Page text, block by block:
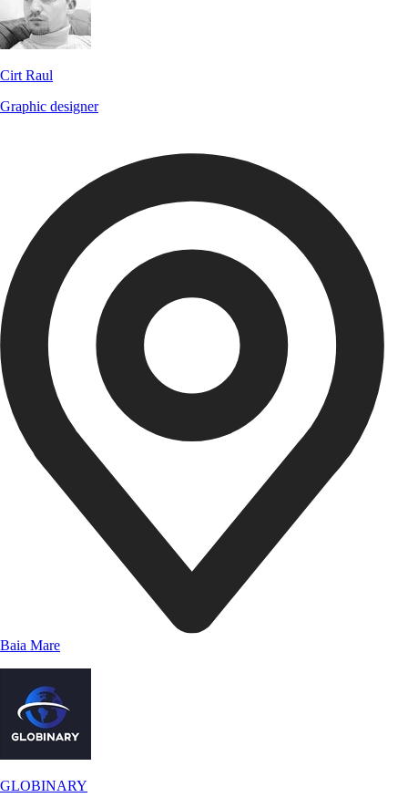
Cirt Raul
Graphic designer
Baia Mare
GLOBINARY